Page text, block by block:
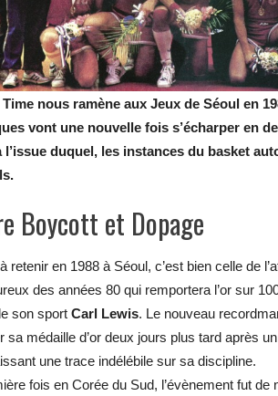
nous ramène aux Jeux de Séoul en
vont une nouvelle fois s’écharper en
duquel, les instances du basket
Boycott et Dopage
retenir en 1988 à Séoul, c’est bien celle de
des années 80 qui remportera l’or sur
son sport Carl Lewis. Le nouveau
sa médaille d’or deux jours plus tard après
une trace indélébile sur sa discipline.
fois en Corée du Sud, l’évènement fut de